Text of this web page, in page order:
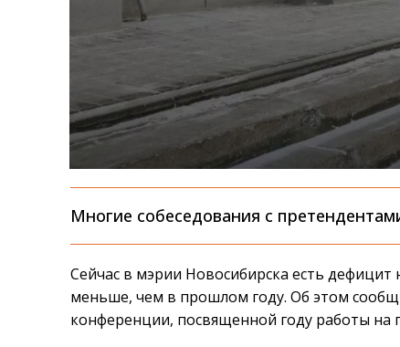
Многие собеседования с
Сейчас в мэрии Новосибирска есть
меньше, чем в прошлом году. Об этом
конференции, посвященной году работы на